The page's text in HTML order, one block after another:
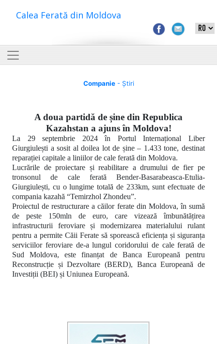
Calea Ferată din Moldova
Companie- Știri
A doua partidă de șine din Republica
Kazahstan a ajuns în Moldova!
La 29 septembrie 2024 în Portul Internațional Liber
Giurgiulești a sosit al doilea lot de șine – 1.433 tone, destinat
reparației capitale a liniilor de cale ferată din Moldova.
Lucrările de proiectare și reabilitare a drumului de fier pe
tronsonul de cale ferată Bender-Basarabeasca-Etulia-
Giurgiulești, cu o lungime totală de 233km, sunt efectuate de
compania kazahă “Temirzhol Zhondeu”.
Proiectul de restructurare a căilor ferate din Moldova, în sumă
de peste 150mln de euro, care vizează îmbunătățirea
infrastructurii feroviare și modernizarea materialului rulant
pentru a permite Căii Ferate să sporească eficiența și siguranța
serviciilor feroviare de-a lungul coridorului de cale ferată de
Sud Moldova, este finanțat de Banca Europeană pentru
Reconstrucție și Dezvoltare (BERD), Banca Europeană de
Investiții (BEI) și Uniunea Europeană.